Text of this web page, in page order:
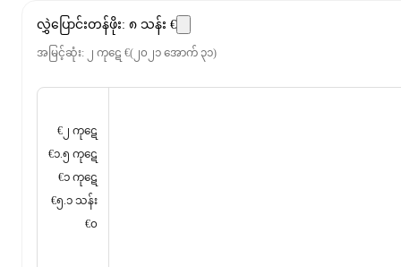
လွှဲပြောင်းတန်ဖိုး: ၈ သန်း €
အမြင့်ဆုံး: ၂ ကုဋေ €( ၂၀၂၁ အောက် ၃၁)
€၂ ကုဋေ
€၁.၅ ကုဋေ
€၁ ကုဋေ
€၅.၁ သန်း
€၀